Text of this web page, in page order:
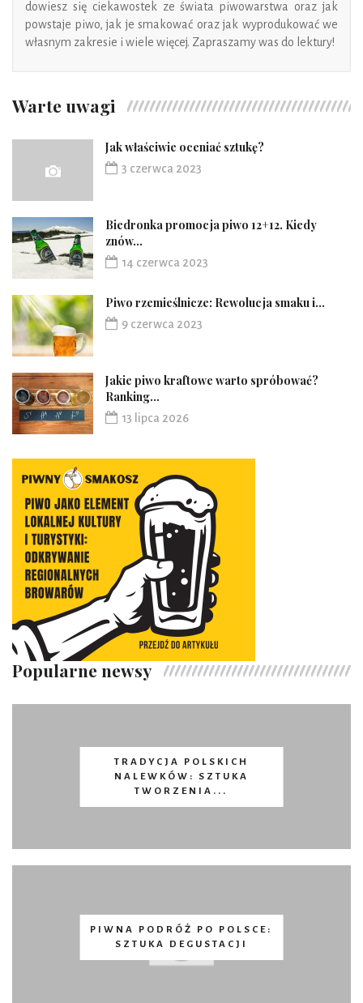
dowiesz się ciekawostek ze świata piwowarstwa oraz jak
powstaje piwo, jak je smakować oraz jak wyprodukować we
własnym zakresie i wiele więcej. Zapraszamy was do lektury!
Warte uwagi
Jak właściwie oceniać sztukę?
3 czerwca 2023
Biedronka promocja piwo 12+12. Kiedy
znów...
14 czerwca 2023
Piwo rzemieślnicze: Rewolucja smaku i...
9 czerwca 2023
Jakie piwo kraftowe warto spróbować?
Ranking...
13 lipca 2026
Popularne newsy
TRADYCJA POLSKICH
NALEWKÓW: SZTUKA
TWORZENIA...
PIWNA PODRÓŻ PO POLSCE:
SZTUKA DEGUSTACJI